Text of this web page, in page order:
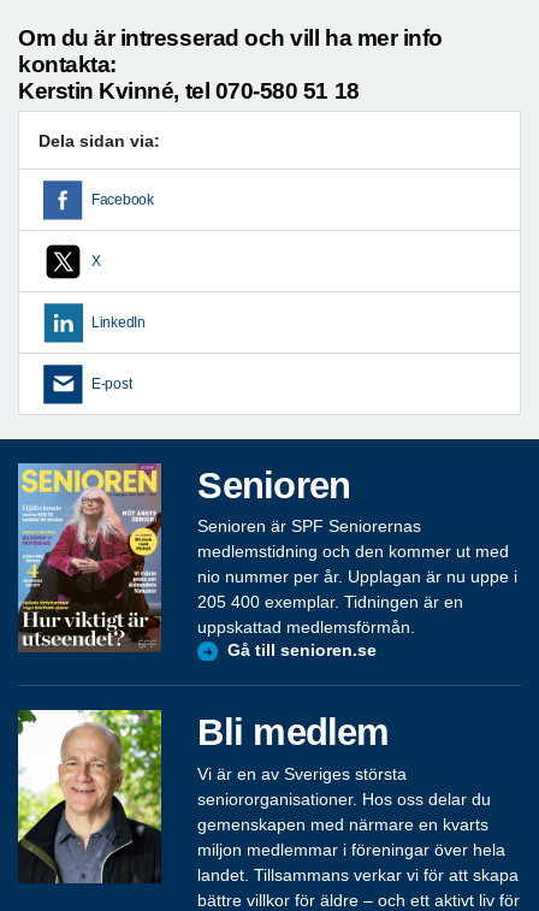
Om du är intresserad och vill ha mer info
kontakta:
Kerstin Kvinné, tel 070-580 51 18
Dela sidan via:
Facebook
X
LinkedIn
E-post
Senioren
Senioren är SPF Seniorernas
medlemstidning och den kommer ut med
nio nummer per år. Upplagan är nu uppe i
205 400 exemplar. Tidningen är en
uppskattad medlemsförmån.
Gå till senioren.se
Bli medlem
Vi är en av Sveriges största
seniororganisationer. Hos oss delar du
gemenskapen med närmare en kvarts
miljon medlemmar i föreningar över hela
landet. Tillsammans verkar vi för att skapa
bättre villkor för äldre – och ett aktivt liv för